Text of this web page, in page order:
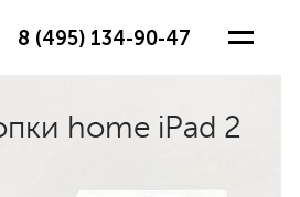
8 (495) 134-90-47
home iPad 2